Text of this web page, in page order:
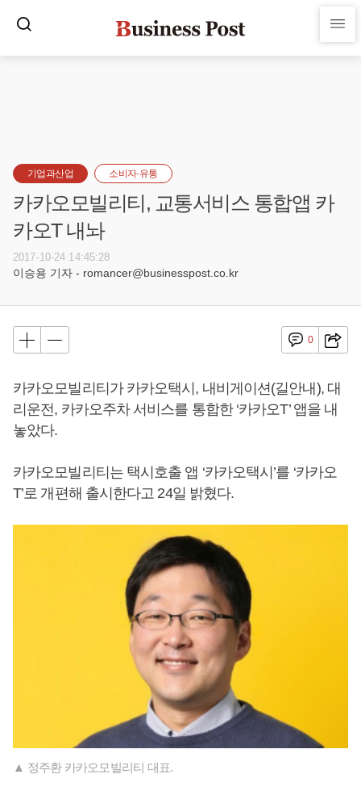
기업과산업 소비자·유통
카카오모빌리티, 교통서비스 통합앱 카
카오T 내놔
2017-10-24 14:45:28
이승용 기자 - romancer@businesspost.co.kr
0
카카오모빌리티가 카카오택시, 내비게이션(길안내), 대
리운전, 카카오주차 서비스를 통합한 ‘카카오T’ 앱을 내
놓았다.
카카오모빌리티는 택시호출 앱 ‘카카오택시’를 ‘카카오
T’로 개편해 출시한다고 24일 밝혔다.
▲ 정주환 카카오모빌리티 대표.